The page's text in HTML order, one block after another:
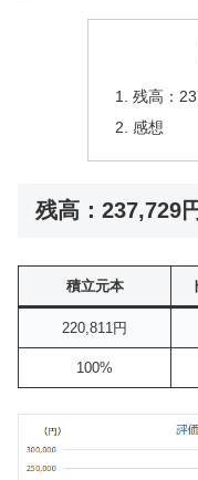
残高：
感想
残高：237,729
積立元本
220,811円
100%